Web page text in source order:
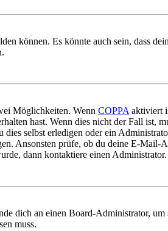
können. Es könnte auch sein, dass
Möglichkeiten. Wenn COPPA aktiviert
hast. Wenn dies nicht der Fall ist,
selbst erledigen oder ein
Ansonsten prüfe, ob du deine E-Mail-
dann kontaktiere einen Administrator.
dich an einen Board-Administrator, um
muss.